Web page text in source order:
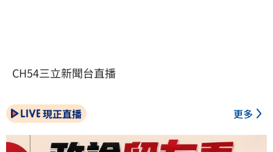
CH54三立新聞台直播
現正直播 更多